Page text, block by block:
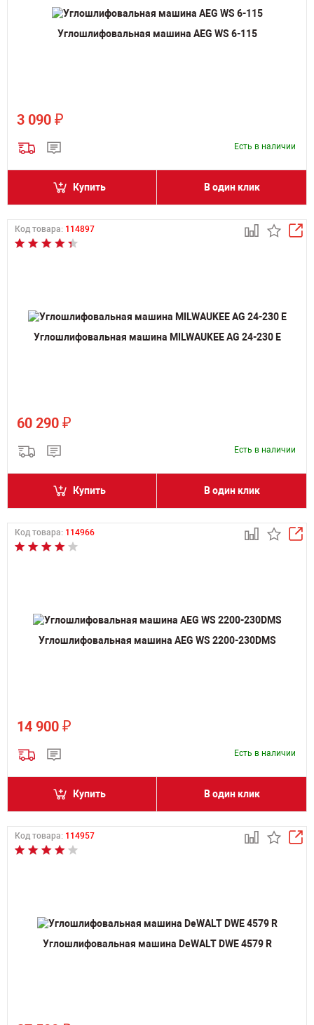
Углошлифовальная машина AEG WS 6-115
3 090 ₽
Есть в наличии
Купить В один клик
Код товара: 114897
Углошлифовальная машина MILWAUKEE AG 24-230 E
60 290 ₽
Есть в наличии
Купить В один клик
Код товара: 114966
Углошлифовальная машина AEG WS 2200-230DMS
14 900 ₽
Есть в наличии
Купить В один клик
Код товара: 114957
Углошлифовальная машина DeWALT DWE 4579 R